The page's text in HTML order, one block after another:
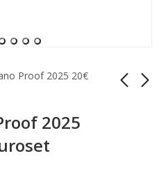
Proof 2025 20€
2025
25 Euros Pascua
Resurrección Vaticano
2025 Plata Proof Rara
5 Euros Sede Vacante